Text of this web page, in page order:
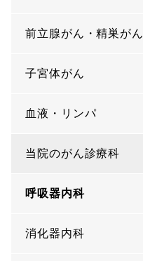
前立腺がん・精巣がん
子宮体がん
血液・リンパ
当院のがん診療科
呼吸器内科
消化器内科